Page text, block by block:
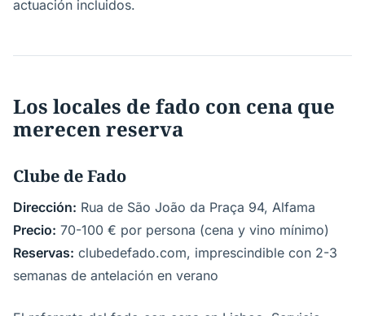
actuación incluidos.
Los locales de fado con cena que
merecen reserva
Clube de Fado
Dirección: Rua de São João da Praça 94, Alfama
Precio: 70-100 € por persona (cena y vino mínimo)
Reservas: clubedefado.com, imprescindible con 2-3
semanas de antelación en verano